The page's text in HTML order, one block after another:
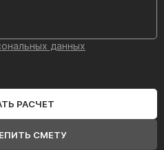
данных
РАСЧЕТ
СМЕТУ